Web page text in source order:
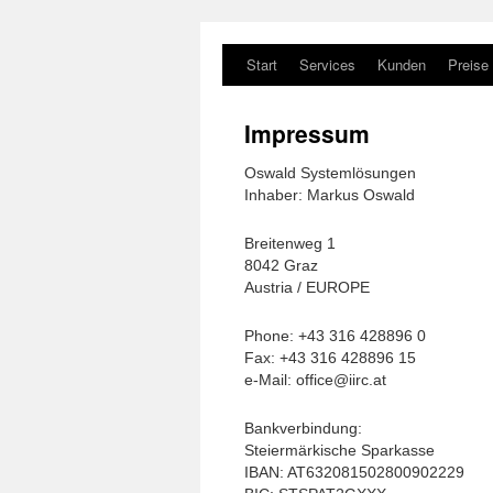
Start Services Kunden Preise
Impressum
Oswald Systemlösungen
Inhaber: Markus Oswald
Breitenweg 1
8042 Graz
Austria / EUROPE
Phone: +43 316 428896 0
Fax: +43 316 428896 15
e-Mail: office@iirc.at
Bankverbindung:
Steiermärkische Sparkasse
IBAN: AT632081502800902229